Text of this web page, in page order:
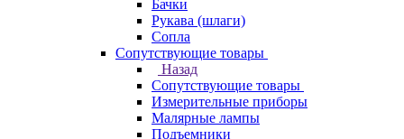
Бачки
Рукава (шлаги)
Сопла
Сопутствующие товары
Назад
Сопутствующие товары
Измерительные приборы
Малярные лампы
Подъемники